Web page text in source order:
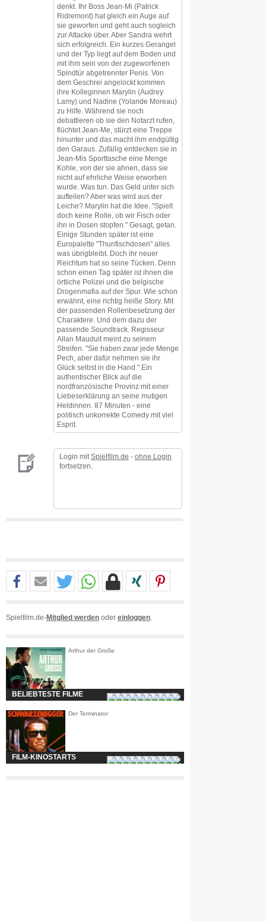
denkt. Ihr Boss Jean-Mi (Patrick
Ridremont) hat gleich ein Auge auf
sie geworfen und geht auch sogleich
zur Attacke über. Aber Sandra wehrt
sich erfolgreich. Ein kurzes Gerangel
und der Typ liegt auf dem Boden und
mit ihm sein von der zugeworfenen
Spindtür abgetrennter Penis. Von
dem Geschrei angelockt kommen
ihre Kolleginnen Marylin (Audrey
Lamy) und Nadine (Yolande Moreau)
zu Hilfe. Während sie noch
debattieren ob sie den Notarzt rufen,
flüchtet Jean-Me, stürzt eine Treppe
hinunter und das macht ihm endgültig
den Garaus. Zufällig entdecken sie in
Jean-Mis Sporttasche eine Menge
Kohle, von der sie ahnen, dass sie
nicht auf ehrliche Weise erworben
wurde. Was tun. Das Geld unter sich
aufteilen? Aber was wird aus der
Leiche? Marylin hat die Idee. "Spielt
doch keine Rolle, ob wir Fisch oder
ihn in Dosen stopfen." Gesagt, getan.
Einige Stunden später ist eine
Europalette "Thunfischdosen" alles
was übrigbleibt. Doch ihr neuer
Reichtum hat so seine Tücken. Denn
schon einen Tag später ist ihnen die
örtliche Polizei und die belgische
Drogenmafia auf der Spur. Wie schon
erwähnt, eine richtig heiße Story. Mit
der passenden Rollenbesetzung der
Charaktere. Und dem dazu der
passende Soundtrack. Regisseur
Allan Mauduit meint zu seinem
Streifen. "Sie haben zwar jede Menge
Pech, aber dafür nehmen sie ihr
Glück selbst in die Hand." Ein
authentischer Blick auf die
nordfranzösische Provinz mit einer
Liebeserklärung an seine mutigen
Heldinnen. 87 Minuten - eine
politisch unkorrekte Comedy mit viel
Esprit.
Login mit Spielfilm.de - ohne Login
fortsetzen.
Spielfilm.de-Mitglied werden oder einloggen
Arthur der Große
BELIEBTESTE FILME
Der Terminator
FILM-KINOSTARTS